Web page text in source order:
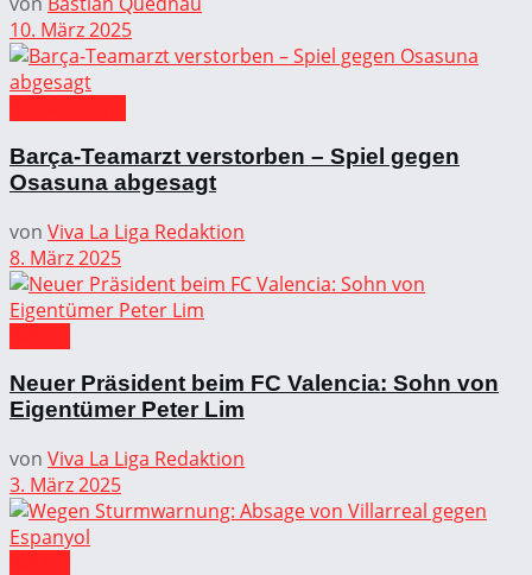
10. März 2025
Barça-Teamarzt verstorben – Spiel gegen
Osasuna abgesagt
von Viva La Liga Redaktion
8. März 2025
Neuer Präsident beim FC Valencia: Sohn von
Eigentümer Peter Lim
von Viva La Liga Redaktion
3. März 2025